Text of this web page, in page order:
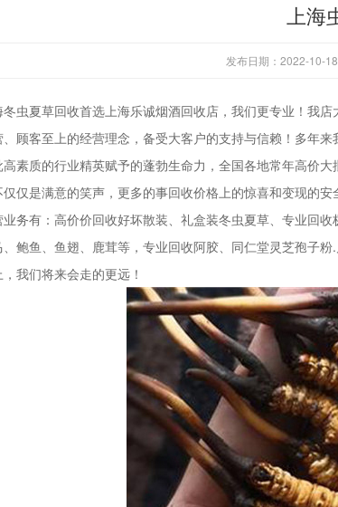
上海
发布日期：2022-10-
冬虫夏草回收首选上海乐诚烟酒回收店，我们更专业！我
、顾客至上的经营理念，备受大客户的支持与信赖！多年
高素质的行业精英赋予的蓬勃生命力，全国各地常年高价
仅仅是满意的笑声，更多的事回收价格上的惊喜和变现的安
业务有：高价价回收好坏散装、礼盒装冬虫夏草、专业回
、鲍鱼、鱼翅、鹿茸等，专业回收阿胶、同仁堂灵芝孢子
我们将来会走的更远！